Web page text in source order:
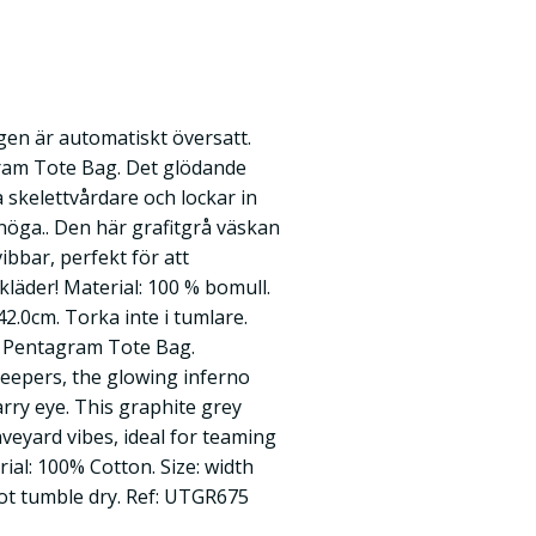
är automatiskt översatt.
Tote Bag. Det glödande
och lockar in
Den här grafitgrå väskan
perfekt för att
Material: 100 % bomull.
Torka inte i tumlare.
Tote Bag.
the glowing inferno
eye. This graphite grey
vibes, ideal for teaming
100% Cotton. Size: width
tumble dry. Ref: UTGR675